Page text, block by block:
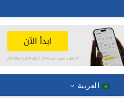
العربية